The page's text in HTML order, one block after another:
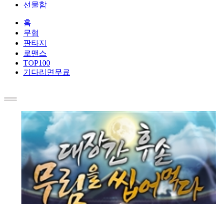
선물함
홈
무협
판타지
로맨스
TOP100
기다리면무료